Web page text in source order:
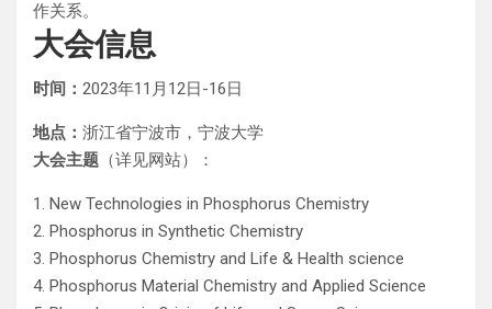
作关系。
大会信息
时间： 2023年11月12日-16日
地点： 浙江省宁波市，宁波大学
大会主题 （详见网站）：
1. New Technologies in Phosphorus Chemistry
2. Phosphorus in Synthetic Chemistry
3. Phosphorus Chemistry and Life & Health science
4. Phosphorus Material Chemistry and Applied Science